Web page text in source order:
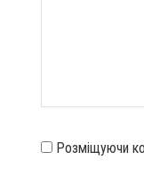
Розміщуючи